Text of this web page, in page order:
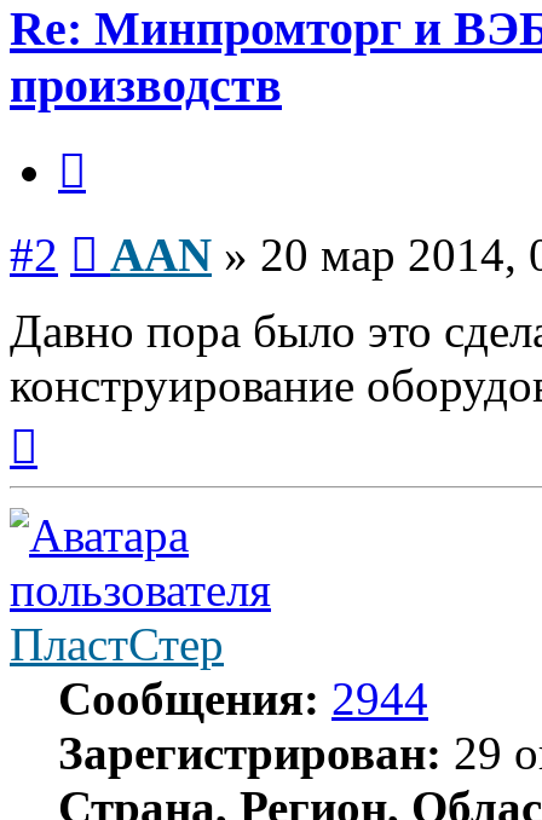
Re: Минпромторг и
производств
#2 AAN » 20 мар 2014,
Давно пора было это
конструирование
началу
ПластСтер
Сообщения: 2944
Зарегистрирован: 29
Страна, Регион,